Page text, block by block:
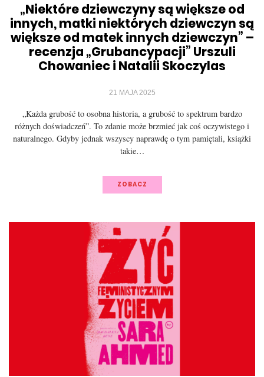
„Niektóre dziewczyny są większe od
innych, matki niektórych dziewczyn są
większe od matek innych dziewczyn” –
recenzja „Grubancypacji” Urszuli
Chowaniec i Natalii Skoczylas
21 MAJA 2025
„Każda grubość to osobna historia, a grubość to spektrum bardzo
różnych doświadczeń”. To zdanie może brzmieć jak coś oczywistego i
naturalnego. Gdyby jednak wszyscy naprawdę o tym pamiętali, książki
takie…
ZOBACZ